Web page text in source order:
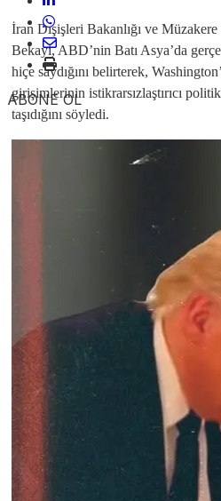
ABONE OL
İran Dışişleri Bakanlığı ve
Bekayi, ABD’nin Batı Asya’da
hiçe saydığını belirterek,
girişimlerinin istikrarsızlaştırıcı
taşıdığını söyledi.